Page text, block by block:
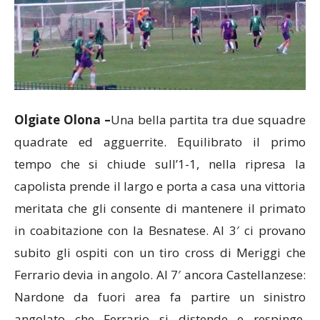
Olgiate Olona –Una bella partita tra due squadre
quadrate ed agguerrite. Equilibrato il primo
tempo che si chiude sull’1-1, nella ripresa la
capolista prende il largo e porta a casa una vittoria
meritata che gli consente di mantenere il primato
in coabitazione con la Besnatese. Al 3′ ci provano
subito gli ospiti con un tiro cross di Meriggi che
Ferrario devia in angolo. Al 7′ ancora Castellanzese:
Nardone da fuori area fa partire un sinistro